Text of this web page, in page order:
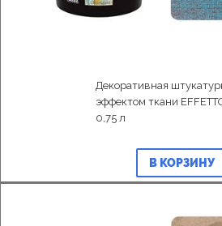
Декоративная
эффектом ткани
0,75 л
В КОРЗИНУ